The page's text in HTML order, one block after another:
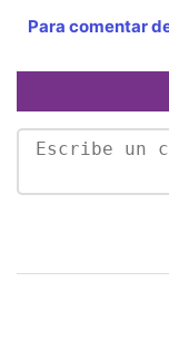
Para comentar